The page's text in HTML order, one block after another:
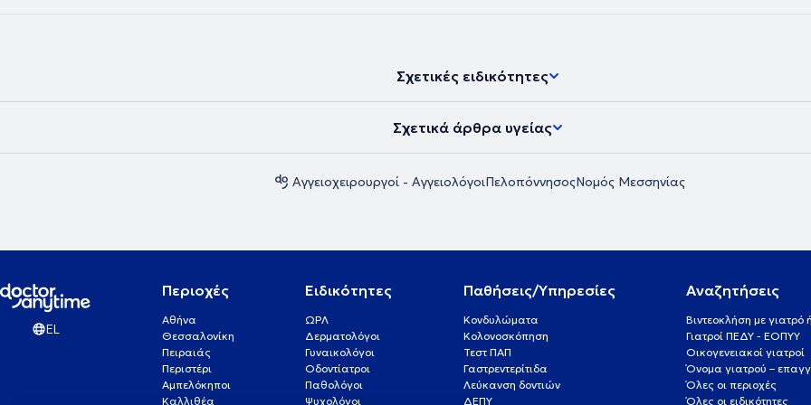
Σχετικές ειδικότητες
Σχετικά άρθρα υγείας
Αγγειοχειρουργοί - ΑγγειολόγοιΠελοπόννησοςΝομός Μεσσηνίας
EL
Περιοχές
Αθήνα
Θεσσαλονίκη
Πειραιάς
Περιστέρι
Αμπελόκηποι
Καλλιθέα
Ειδικότητες
ΩΡΛ
Δερματολόγοι
Γυναικολόγοι
Οδοντίατροι
Παθολόγοι
Ψυχολόγοι
Παθήσεις/Υπηρεσίες
Κονδυλώματα
Κολονοσκόπηση
Τεστ ΠΑΠ
Γαστρεντερίτιδα
Λεύκανση δοντιών
ΔΕΠΥ
Αναζητήσεις
Βιντεοκλήση με
Γιατροί ΠΕΔΥ - ΕΟΠΥΥ
Οικογενειακοί γιατροί
Όνομα γιατρού –
Όλες οι περιοχές
Όλες οι ειδικότητες